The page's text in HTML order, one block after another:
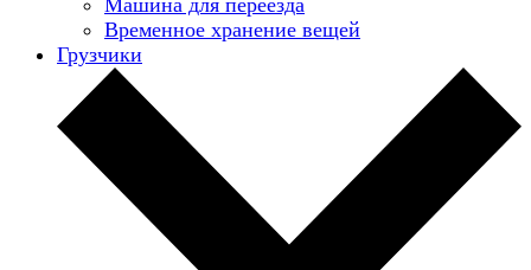
Временное хранение вещей
Грузчики